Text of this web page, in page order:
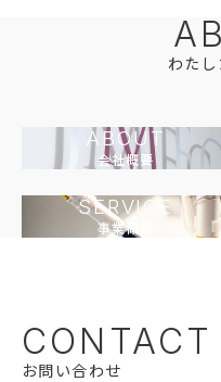
わた
ABOUT
会社概要
SERVICE
事業概要
CONTACT
お問い合わせ